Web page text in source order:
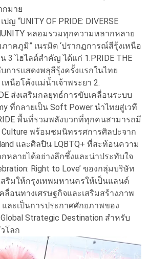
กมาย
“UNITY OF PRIDE: DIVERSE
หลอมรวมทุกความหลากหลาย
าคภูมิ” เนรมิต ‘ปรากฏการณ์สีรุ้งเหนือ
3 ไฮไลต์สำคัญ ได้แก่ 1.PRIDE THE
บการแสดงพลุสีรุ้งครั้งแรกในไทย
เหนือโค้งแม่น้ำเจ้าพระยา 2.
ส่งเสริมกลยุทธ์การขับเคลื่อนระบบ
ที่กลายเป็น Soft Power นำไทยสู่เวที
พื้นที่รวมพลังบวกที่ทุกคนสามารถมี
Culture พร้อมชมนิทรรศการศิลปะจาก
และศิลปิน LQBTQ+ ที่สะท้อนความ
หลายได้อย่างลึกซึ้งและน่าประทับใจ
Right to Love’ ของกลุ่มบริษัท
ริมให้กรุงเทพมหานครให้เป็นแลนด์
ลื่อนทางเศรษฐกิจและเสริมสร้างภาพ
ละเป็นการประกาศศักยภาพของ
Strategic Destination สำหรับ
โลก